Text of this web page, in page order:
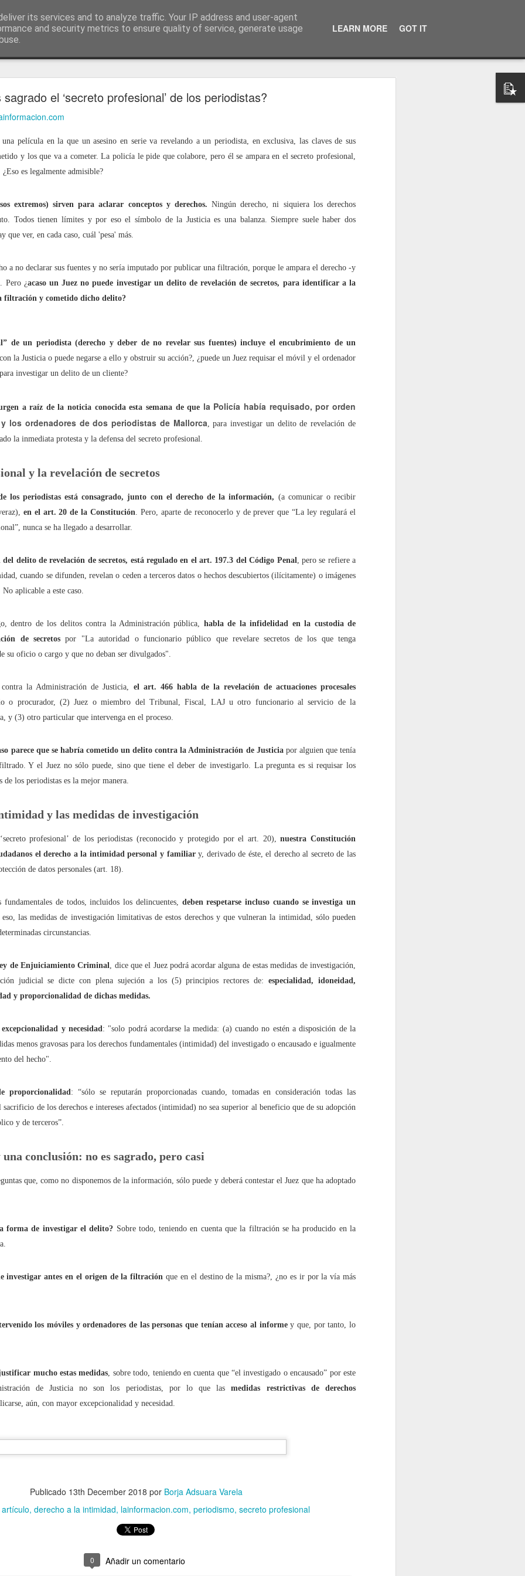
sagrado el ‘secreto profesional’ de los periodistas?
película en la que un asesino en serie va revelando a un periodista, en exclusiva, las claves de sus
y los que va a cometer. La policía le pide que colabore, pero él se ampara en el secreto profesional,
es legalmente admisible?
extremos) sirven para aclarar conceptos y derechos. Ningún derecho, ni siquiera los derechos
Todos tienen límites y por eso el símbolo de la Justicia es una balanza. Siempre suele haber dos
que ver, en cada caso, cuál 'pesa' más.
a no declarar sus fuentes y no sería imputado por publicar una filtración, porque le ampara el derecho -y
Pero ¿acaso un Juez no puede investigar un delito de revelación de secretos, para identificar a la
filtración y cometido dicho delito?
de un periodista (derecho y deber de no revelar sus fuentes) incluye el encubrimiento de un
la Justicia o puede negarse a ello y obstruir su acción?, ¿puede un Juez requisar el móvil y el ordenador
investigar un delito de un cliente?
a raíz de la noticia conocida esta semana de que la Policía había requisado, por orden
los ordenadores de dos periodistas de Mallorca, para investigar un delito de revelación de
la inmediata protesta y la defensa del secreto profesional.
y la revelación de secretos
los periodistas está consagrado, junto con el derecho de la información, (a comunicar o recibir
en el art. 20 de la Constitución. Pero, aparte de reconocerlo y de prever que “La ley regulará el
nunca se ha llegado a desarrollar.
delito de revelación de secretos, está regulado en el art. 197.3 del Código Penal, pero se refiere a
cuando se difunden, revelan o ceden a terceros datos o hechos descubiertos (ilícitamente) o imágenes
aplicable a este caso.
dentro de los delitos contra la Administración pública, habla de la infidelidad en la custodia de
de secretospor "La autoridad o funcionario público que revelare secretos de los que tenga
su oficio o cargo y que no deban ser divulgados".
la Administración de Justicia, el art. 466 habla de la revelación de actuaciones procesales
o procurador, (2) Juez o miembro del Tribunal, Fiscal, LAJ u otro funcionario al servicio de la
y (3) otro particular que intervenga en el proceso.
parece que se habría cometido un delito contra la Administración de Justicia por alguien que tenía
Y el Juez no sólo puede, sino que tiene el deber de investigarlo. La pregunta es si requisar los
de los periodistas es la mejor manera.
y las medidas de investigación
profesional’ de los periodistas (reconocido y protegido por el art. 20), nuestra Constitución
el derecho a la intimidad personal y familiary, derivado de éste, el derecho al secreto de las
de datos personales (art. 18).
fundamentales de todos, incluidos los delincuentes, deben respetarse incluso cuando se investiga un
las medidas de investigación limitativas de estos derechos y que vulneran la intimidad, sólo pueden
circunstancias.
de Enjuiciamiento Criminal, dice que el Juez podrá acordar alguna de estas medidas de investigación,
judicial se dicte con plena sujeción a los (5) principios rectores de:especialidad, idoneidad,
y proporcionalidad de dichas medidas.
y necesidad: "solo podrá acordarse la medida: (a) cuando no estén a disposición de la
menos gravosas para los derechos fundamentales (intimidad) del investigado o encausado e igualmente
del hecho".
proporcionalidad: “sólo se reputarán proporcionadas cuando, tomadas en consideración todas las
sacrificio de los derechos e intereses afectados (intimidad) no sea superior al beneficio que de su adopción
y de terceros”.
conclusión: no es sagrado, pero casi
que, como no disponemos de la información, sólo puede y deberá contestar el Juez que ha adoptado
forma de investigar el delito? Sobre todo, teniendo en cuenta que la filtración se ha producido en la
investigar antes en el origen de la filtración que en el destino de la misma?, ¿no es ir por la vía más
los móviles y ordenadores de las personas que tenían acceso al informey que, por tanto, lo
mucho estas medidas, sobre todo, teniendo en cuenta que “el investigado o encausado” por este
de Justicia no son los periodistas, por lo que lasmedidas restrictivas de derechos
aún, con mayor excepcionalidad y necesidad.
Publicado 13th December 2018 por Borja Adsuara Varela
artículo derecho a la intimidad lainformacion.com periodismo secreto profesional
0 Añadir un comentario
its services and to analyze traffic. Your IP address and user-agent
and security metrics to ensure quality of service, generate usage
LEARN MORE GOT IT
conceptos y reflexiones sobre la sociedad de la información
Mis artículos de 2022 en lainformación.com
de 37 artículos en lainformacion.com:
Magos te han traído Titanio para este año
tiene razón, en la vía civil, ¿Y en la penal y administrativa?
un adjunto a la presidencia de la AEPD y para qué sirve?
de Protección de Datos en España
de Derechos Digitales y la exclusión de las personas mayores
perverso del metaverso: ciberdelitos e identificabilidad
que no se ve ¿Estamos preparados para una ‘guerra híbrida’?
legales y cinco conclusiones para aclararse con Pegasus
el 'derecho al olvido' cuesta 10 millones de euros
mes de primeras comuniones… de bicis y móviles
en valores’ vs. ‘tiranía del clic’
el fácil acceso de los menores al 'porno' online?
no es sólo una serie. Es una terrible realidad
se ha escrito con ayuda de la Inteligencia Artificial
lo llaman “moderación de contenidos” cuando quieren decir “censura”?
-y cómo- protegen a nuestros hijos en las plataformas digitales?
eléctricas domésticas o aparatos electrodomésticos?
10 años los ciberdelitos (conocidos) aumentaron un 613,5%
de los ciberdelitos (conocidos) en España es del 99,5%
los paparazzi y la Ley del 'sólo sí es sí'
en el ‘metaverso’ es una infidelidad o un ‘metabeso’?
secuestrado… mi Libertad de Expresión!
lo llaman “moderación de contenidos” cuando quieren decir “censura”?
¿pagarías ocho dólares por poder conversar en ‘modo moderado’?
Otro efecto contradictorio de la Ley del "solo sí es sí"
que tu hijo sea un ciberdelincuente
prohibirán los anuncios en los que aparece solo gente guapa!
con 'venirse arriba', no prometas cosas que no puedes cumplir